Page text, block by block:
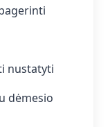
nustatyti
dėmesio